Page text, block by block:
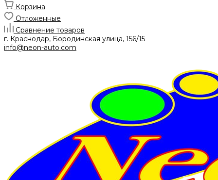
Корзина
Отложенные
Сравнение товаров
г. Краснодар, Бородинская улица, 156/15
info@neon-auto.com